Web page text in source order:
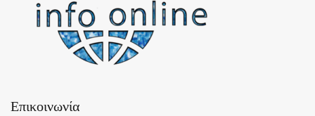
Επικοινωνία